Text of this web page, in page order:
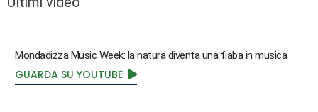
Mondadizza Music Week: la natura diventa una fiaba in musica
GUARDA SU YOUTUBE